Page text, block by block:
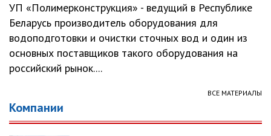
УП «Полимерконструкция» - ведущий в Республике
Беларусь производитель оборудования для
водоподготовки и очистки сточных вод и один из
основных поставщиков такого оборудования на
российский рынок....
ВСЕ МАТЕРИАЛЫ
Компании